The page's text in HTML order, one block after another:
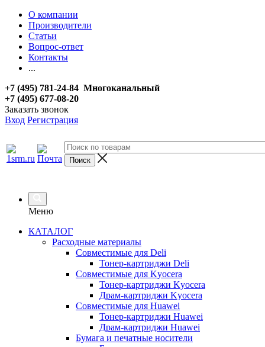
О компании
Производители
Статьи
Вопрос-ответ
Контакты
...
+7 (495) 781-24-84 Многоканальный
+7 (495) 677-08-20
Заказать звонок
Вход Регистрация
Меню
КАТАЛОГ
Расходные материалы
Совместимые для Deli
Тонер-картриджи Deli
Совместимые для Kyocera
Тонер-картриджи Kyocera
Драм-картриджи Kyocera
Совместимые для Huawei
Тонер-картриджи Huawei
Драм-картриджи Huawei
Бумага и печатные носители